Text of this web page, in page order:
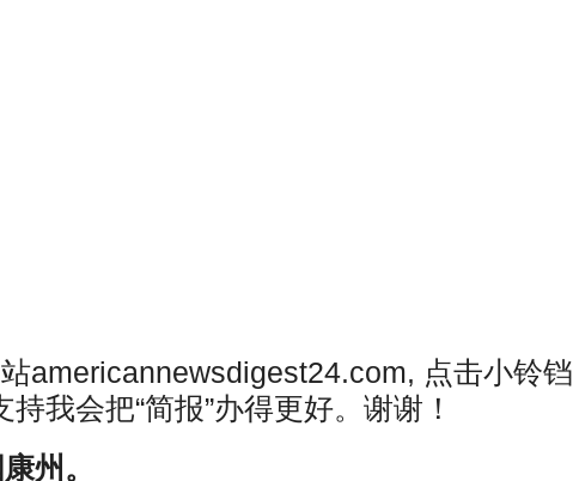
americannewsdigest24.com, 点击小铃铛
我会把“简报”办得更好。谢谢！
州。